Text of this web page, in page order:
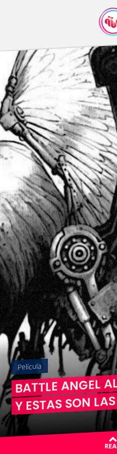
Película
BATTLE ANGEL
Y ESTAS SON